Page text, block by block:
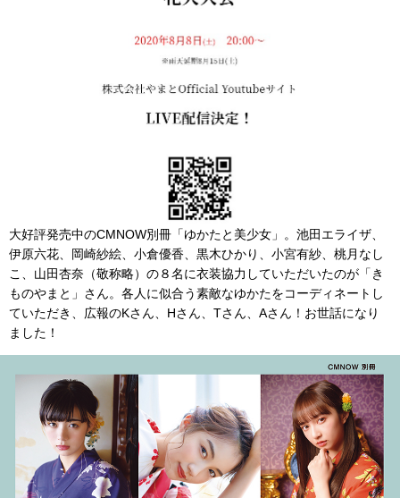
大好評発売中のCMNOW別冊「ゆかたと美少女」。池田エライザ、
伊原六花、岡崎紗絵、小倉優香、黒木ひかり、小宮有紗、桃月なし
こ、山田杏奈（敬称略）の８名に衣装協力していただいたのが「き
ものやまと」さん。各人に似合う素敵なゆかたをコーディネートし
ていただき、広報のKさん、Hさん、Tさん、Aさん！お世話になり
ました！